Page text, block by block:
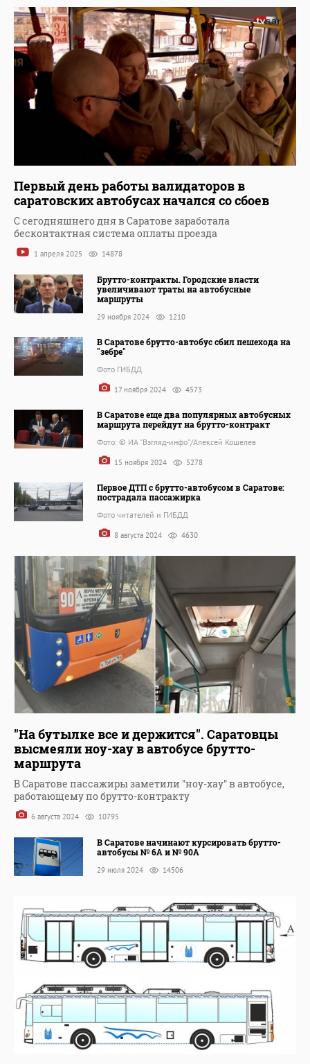
Первый день работы валидаторов в
саратовских автобусах начался со сбоев
С сегодняшнего дня в Саратове заработала
бесконтактная система оплаты проезда
1 апреля 2025 14878
Брутто-контракты. Городские власти
увеличивают траты на автобусные
маршруты
29 ноября 2024 1210
В Саратове брутто-автобус сбил пешехода на
"зебре"
Фото ГИБДД
17 ноября 2024 4573
В Саратове еще два популярных автобусных
маршрута перейдут на брутто-контракт
Фото: © ИА "Взгляд-инфо"/Алексей Кошелев
15 ноября 2024 5278
Первое ДТП с брутто-автобусом в Саратове:
пострадала пассажирка
Фото читателей и ГИБДД
8 августа 2024 4630
"На бутылке все и держится". Саратовцы
высмеяли ноу-хау в автобусе брутто-
маршрута
В Саратове пассажиры заметили "ноу-хау" в автобусе,
работающему по брутто-контракту
6 августа 2024 10795
В Саратове начинают курсировать брутто-
автобусы № 6А и № 90А
29 июля 2024 14506